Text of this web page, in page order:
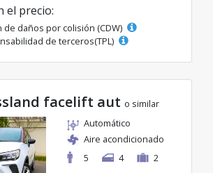
el precio:
de daños por colisión (CDW)
de terceros(TPL)
facelift aut o similar
Automático
Aire acondicionado
5
4 2